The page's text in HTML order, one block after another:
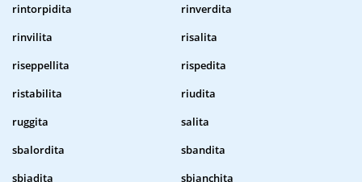
rintorpidita
rinverdita
rinvilita
risalita
riseppellita
rispedita
ristabilita
riudita
ruggita
salita
sbalordita
sbandita
sbiadita
sbianchita